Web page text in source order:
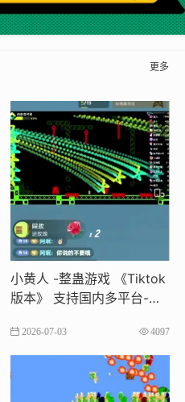
更多
小黄人 -整蛊游戏 《Tiktok
版本》 支持国内多平台-源
2026-07-03 4097